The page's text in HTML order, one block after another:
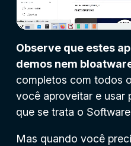
Observe que estes
demos nem
completos com todos
você aproveitar e usar
que se trata o
Mas quando você